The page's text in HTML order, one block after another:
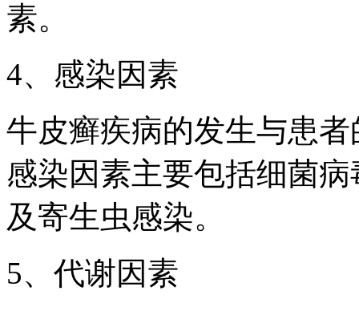
素。
4、感染因素
牛皮癣疾病的发生与患
感染因素主要包括细菌
及寄生虫感染。
5、代谢因素